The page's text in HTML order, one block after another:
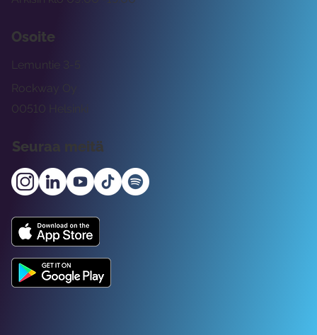
Osoite
Rockway Oy
Lemuntie 3-5
00510 Helsinki
Seuraa meitä